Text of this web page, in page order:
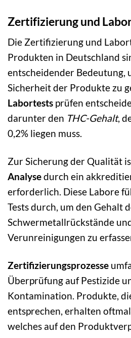
Zertifizierung und
Die Zertifizierung und
Produkten in Deutschland
entscheidender Bedeutung,
Sicherheit der Produkte zu
Labortests prüfen
darunter den THC-Gehalt,
0,2% liegen muss.
Zur Sicherung der Qualität
Analysedurch ein
erforderlich. Diese Labore
Tests durch, um den Gehalt
Schwermetallrückstände
Verunreinigungen zu
Zertifizierungsprozesse
Überprüfung auf Pestizide
Kontamination. Produkte,
entsprechen, erhalten
welches auf den